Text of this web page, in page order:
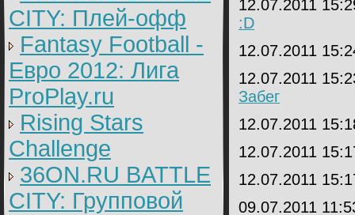
CITY: Плей-офф
Fantasy Football -
Евро 2012: Лига
ProPlay.ru
Rising Stars
Challenge
36ON.RU BATTLE
CITY: Групповой
12.07.2011
:D
12.07.2011
12.07.2011
Забег
12.07.2011
12.07.2011
12.07.2011
09.07.2011